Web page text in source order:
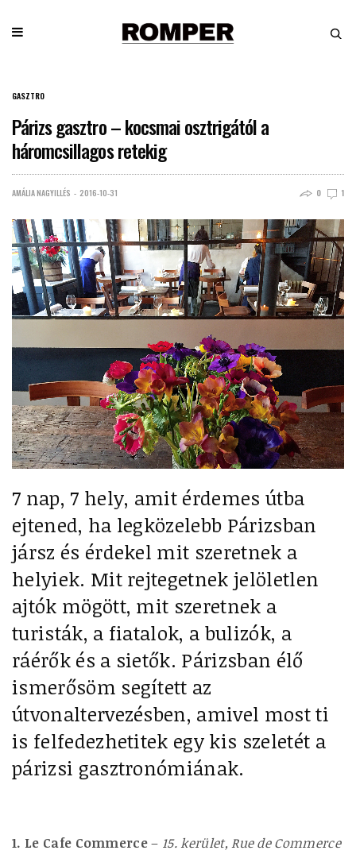
GASZTRO
Párizs gasztro – kocsmai osztrigától a
háromcsillagos retekig
AMÁLIA NAGYILLÉS 2016-10-31 0 1
7 nap, 7 hely, amit érdemes útba
ejtened, ha legközelebb Párizsban
jársz és érdekel mit szeretnek a
helyiek. Mit rejtegetnek jelöletlen
ajtók mögött, mit szeretnek a
turisták, a fiatalok, a bulizók, a
ráérők és a sietők. Párizsban élő
ismerősöm segített az
útvonaltervezésben, amivel most ti
is felfedezhetitek egy kis szeletét a
párizsi gasztronómiának.
1. Le Cafe Commerce– 15. kerület, Rue de Commerce